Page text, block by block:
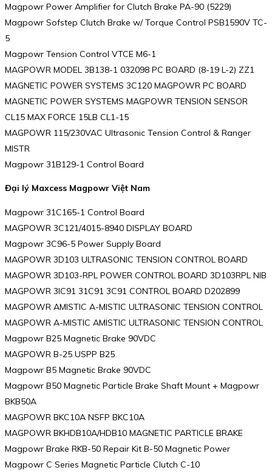
Magpowr Power Amplifier for Clutch Brake PA-90 (5229)
Magpowr Sofstep Clutch Brake w/ Torque Control PSB1590V TC-
5
Magpowr Tension Control VTCE M6-1
MAGPOWR MODEL 3B138-1 032098 PC BOARD (8-19 L-2) ZZ1
MAGNETIC POWER SYSTEMS 3C120 MAGPOWR PC BOARD
MAGNETIC POWER SYSTEMS MAGPOWR TENSION SENSOR
CL15 MAX FORCE 15LB CL1-15
MAGPOWR 115/230VAC Ultrasonic Tension Control & Ranger
MISTR
Magpowr 31B129-1 Control Board
Đại lý Maxcess Magpowr Việt Nam
Magpowr 31C165-1 Control Board
MAGPOWR 3C121/4015-8940 DISPLAY BOARD
Magpowr 3C96-5 Power Supply Board
MAGPOWR 3D103 ULTRASONIC TENSION CONTROL BOARD
MAGPOWR 3D103-RPL POWER CONTROL BOARD 3D103RPL NIB
MAGPOWR 3IC91 31C91 3C91 CONTROL BOARD D202899
MAGPOWR AMISTIC A-MISTIC ULTRASONIC TENSION CONTROL
MAGPOWR A-MISTIC AMISTIC ULTRASONIC TENSION CONTROL
Magpowr B25 Magnetic Brake 90VDC
MAGPOWR B-25 USPP B25
Magpowr B5 Magnetic Brake 90VDC
Magpowr B50 Magnetic Particle Brake Shaft Mount + Magpowr
BKB50A
MAGPOWR BKC10A NSFP BKC10A
MAGPOWR BKHDB10A/HDB10 MAGNETIC PARTICLE BRAKE
Magpowr Brake RKB-50 Repair Kit B-50 Magnetic Power
Magpowr C Series Magnetic Particle Clutch C-10